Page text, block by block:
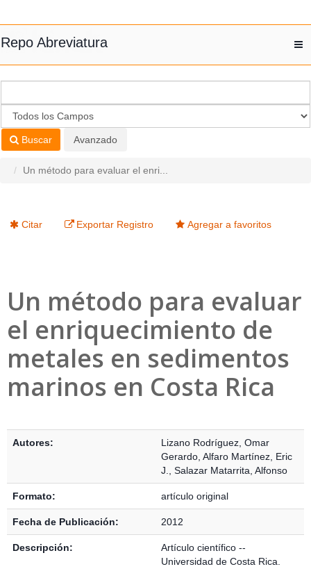
Repo Abreviatura
Buscar Avanzado
Un método para evaluar el enri...
Citar Exportar Registro Agregar a favoritos
Un método para evaluar
el enriquecimiento de
metales en sedimentos
marinos en Costa Rica
Autores:
Lizano Rodríguez, Omar
Gerardo Alfaro Martínez, Eric
J.
Salazar Matarrita, Alfonso
Formato: artículo original
Fecha de Publicación: 2012
Descripción:
Artículo científico --
Universidad de Costa Rica.